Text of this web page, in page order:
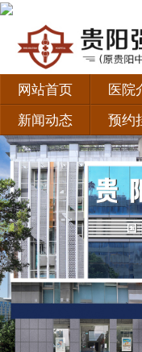
网站首页 医院
新闻动态
预约